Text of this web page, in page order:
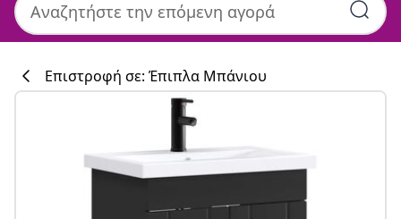
Επιστροφή σε: Έπιπλα Μπάνιου